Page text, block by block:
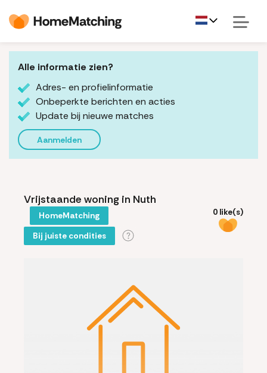
Alle informatie zien?
Adres- en profielinformatie
Onbeperkte berichten en acties
Update bij nieuwe matches
Aanmelden
Vrijstaande woning in Nuth
HomeMatching
Bij juiste condities
0 like(s)